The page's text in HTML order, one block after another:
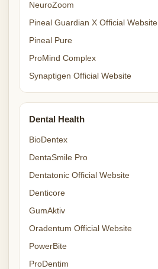
NeuroZoom
Pineal Guardian X Official Website
Pineal Pure
ProMind Complex
Synaptigen Official Website
Dental Health
BioDentex
DentaSmile Pro
Dentatonic Official Website
Denticore
GumAktiv
Oradentum Official Website
PowerBite
ProDentim